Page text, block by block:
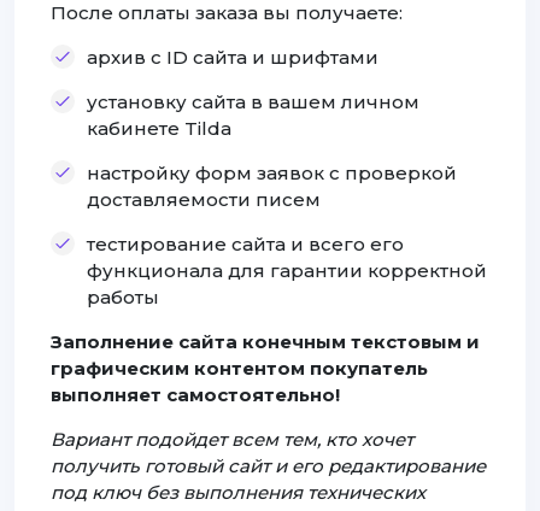
После оплаты заказа вы получаете:
архив с ID сайта и шрифтами
установку сайта в вашем личном
кабинете Tilda
настройку форм заявок с проверкой
доставляемости писем
тестирование сайта и всего его
функционала для гарантии корректной
работы
Заполнение сайта конечным текстовым и
графическим контентом покупатель
выполняет самостоятельно!
Вариант подойдет всем тем, кто хочет
получить готовый сайт и его редактирование
под ключ без выполнения технических